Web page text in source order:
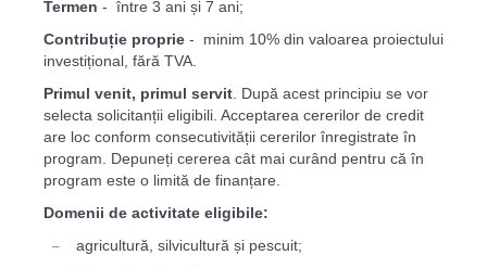
Termen - între 3 ani și 7 ani;
Contribuție proprie - minim 10% din valoarea proiectului
investițional, fără TVA.
Primul venit, primul servit . După acest principiu se vor
selecta solicitanții eligibili. Acceptarea cererilor de credit
are loc conform consecutivității cererilor înregistrate în
program. Depuneți cererea cât mai curând pentru că în
program este o limită de finanțare.
Domenii de activitate eligibile:
agricultură, silvicultură și pescuit;